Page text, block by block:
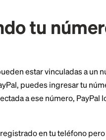
al azar una y otra vez,
el inicio de sesión. Si
tu